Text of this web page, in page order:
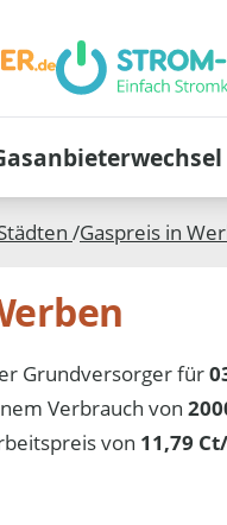
/Gaspreis in
Grundversorger für
Verbrauch von
von 11,79